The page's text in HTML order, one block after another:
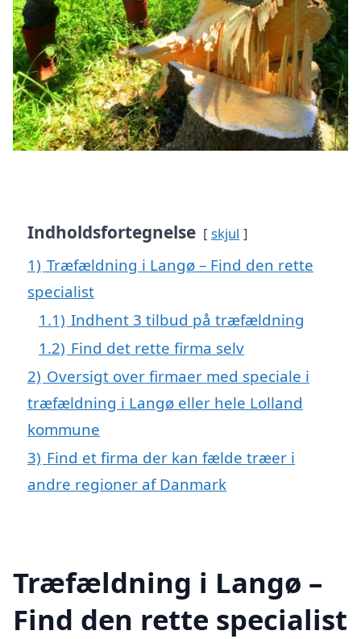
Indholdsfortegnelse skjul
1) Træfældning i Langø – Find den rette
specialist
1.1) Indhent 3 tilbud på træfældning
1.2) Find det rette firma selv
2) Oversigt over firmaer med speciale i
træfældning i Langø eller hele Lolland
kommune
3) Find et firma der kan fælde træer i
andre regioner af Danmark
Træfældning i Langø –
Find den rette specialist